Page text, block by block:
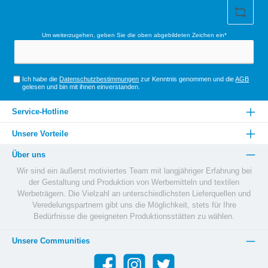
Um weiterzugehen, geben Sie die oben abgebildeten Zeichen ein*
Ich habe dieDatenschutzbestimmungen zur Kenntnis genommen und dieAGB
gelesen und bin mit ihnen einverstanden.
Service-Hotline
Unsere Vorteile
Über uns
Wir sind ein äußerst motiviertes Team mit langjähriger Erfahrung bei
der Gestaltung und Produktion von Werbemitteln und textilen
Werbeträgern. Die Vielzahl an unterschiedlichsten Lieferquellen und
Veredelungspartnern gibt uns die Möglichkeit, stets für Ihre
Bedürfnisse die geeigneten Produktionsstätten zu wählen.
Unsere Communities